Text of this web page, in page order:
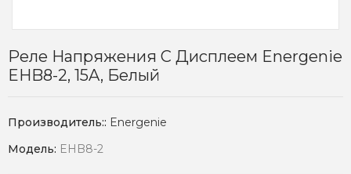
Реле Напряжения C Дисплеем Energenie
EHB8-2, 15A, Белый
Производитель:: Energenie
Модель: EHB8-2